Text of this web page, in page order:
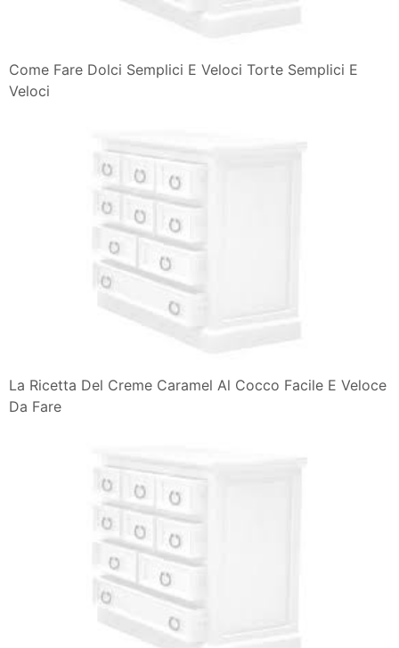
Come Fare Dolci Semplici E Veloci Torte Semplici E
Veloci
La Ricetta Del Creme Caramel Al Cocco Facile E Veloce
Da Fare